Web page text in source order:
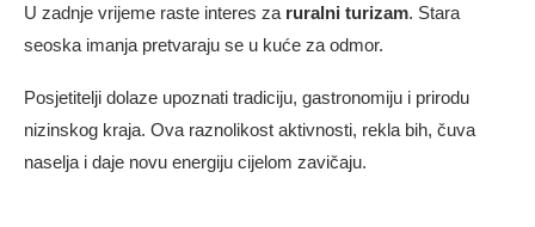
U zadnje vrijeme raste interes za ruralni turizam. Stara
seoska imanja pretvaraju se u kuće za odmor.
Posjetitelji dolaze upoznati tradiciju, gastronomiju i prirodu
nizinskog kraja. Ova raznolikost aktivnosti, rekla bih, čuva
naselja i daje novu energiju cijelom zavičaju.